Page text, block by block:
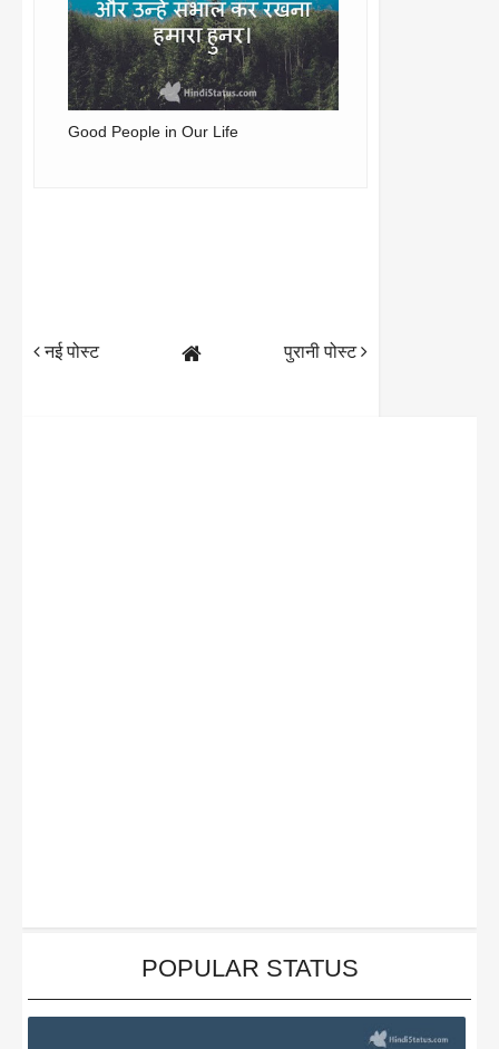
Good People in Our Life
नई पोस्ट पुरानी पोस्ट
POPULAR STATUS